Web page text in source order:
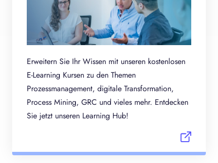
Erweitern Sie Ihr Wissen mit unseren kostenlosen
E-Learning Kursen zu den Themen
Prozessmanagement, digitale Transformation,
Process Mining, GRC und vieles mehr. Entdecken
Sie jetzt unseren Learning Hub!